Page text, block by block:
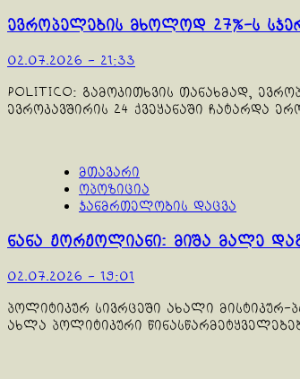
ევროპელების მხოლოდ 27%-ს
02.07.2026 - 21:33
POLITICO: გამოკითხვის თანახმად,
ევროკავშირის 24 ქვეყანაში ჩატარდა
მთავარი
ოპოზიცია
ჯანმრთელობის დაცვა
ნანა ჟორჟოლიანი: მიშა მალე
02.07.2026 - 19:01
პოლიტიკურ სივრცეში ახალი
ახლა პოლიტიკური